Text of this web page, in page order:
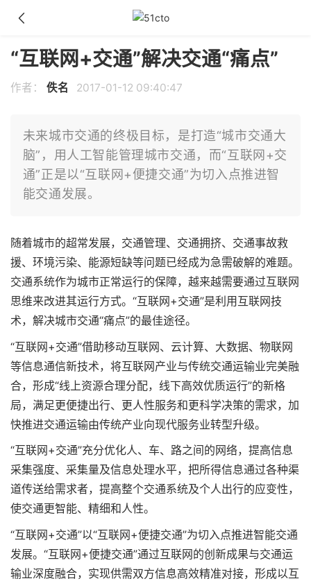
“互联网+交通”解决交通“痛点”
作者： 佚名 2017-01-12 09:40:47
未来城市交通的终极目标，是打造“城市交通大
脑”，用人工智能管理城市交通，而“互联网+交
通”正是以“互联网+便捷交通”为切入点推进智
能交通发展。
随着城市的超常发展，交通管理、交通拥挤、交通事故救
援、环境污染、能源短缺等问题已经成为急需破解的难题。
交通系统作为城市正常运行的保障，越来越需要通过互联网
思维来改进其运行方式。“互联网+交通”是利用互联网技
术，解决城市交通“痛点”的最佳途径。
“互联网+交通”借助移动互联网、云计算、大数据、物联网
等信息通信新技术，将互联网产业与传统交通运输业完美融
合，形成“线上资源合理分配，线下高效优质运行”的新格
局，满足更便捷出行、更人性服务和更科学决策的需求，加
快推进交通运输由传统产业向现代服务业转型升级。
“互联网+交通”充分优化人、车、路之间的网络，提高信息
采集强度、采集量及信息处理水平，把所得信息通过各种渠
道传送给需求者，提高整个交通系统及个人出行的应变性，
使交通更智能、精细和人性。
“互联网+交通”以“互联网+便捷交通”为切入点推进智能交通
发展。“互联网+便捷交通”通过互联网的创新成果与交通运
输业深度融合，实现供需双方信息高效精准对接，形成以互